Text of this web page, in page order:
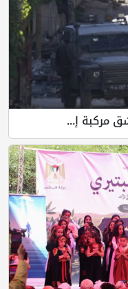
مركبة إ...